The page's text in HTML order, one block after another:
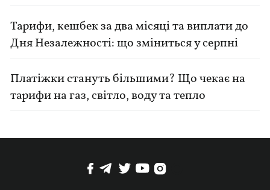
Тарифи, кешбек за два місяці та виплати до
Дня Незалежності: що зміниться у серпні
Платіжки стануть більшими? Що чекає на
тарифи на газ, світло, воду та тепло